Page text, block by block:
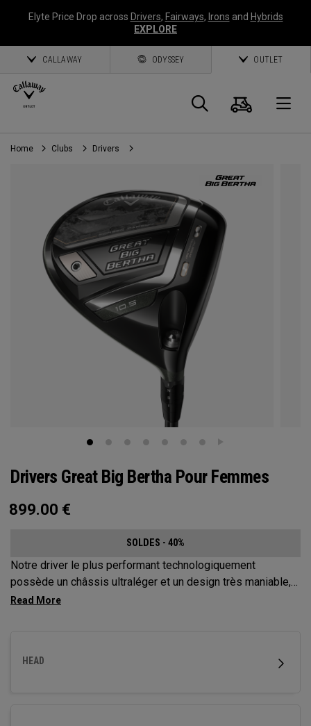
Elyte Price Drop across Drivers, Fairways, Irons and Hybrids
EXPLORE
CALLAWAY ODYSSEY OUTLET
Panier
Home Clubs Drivers
Drivers Great Big Bertha Pour Femmes
899.00 €
SOLDES - 40%
Notre driver le plus performant technologiquement
possède un châssis ultraléger et un design très maniable,
afin d'augmenter la vitesse de la tête du club et la distance
HEAD